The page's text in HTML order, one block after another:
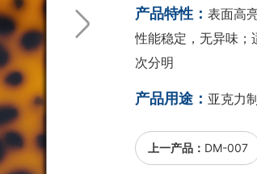
产品特性： 表面高
性能稳定，无异味；
次分明
产品用途： 亚克力
上一产品： DM-007